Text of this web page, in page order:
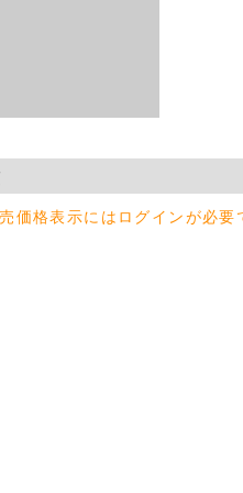
価格表示にはログインが必要